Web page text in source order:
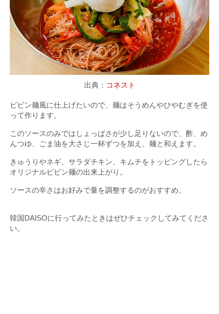
出典： コネスト
ビビン麺風に仕上げたいので、麺はそうめんやひやむぎを使
って作ります。
このソースのみではしょっぱさが少し足りないので、酢、め
んつゆ、ごま油を大さじ一杯ずつを加え、麺と和えます。
きゅうりやネギ、サラダチキン、キムチをトッピングしたら
オリジナルビビン麺の出来上がり。
ソースの辛さはお好みで量を調整するのがおすすめ。
韓国DAISOに行ってみたときはぜひチェックしてみてくださ
い。